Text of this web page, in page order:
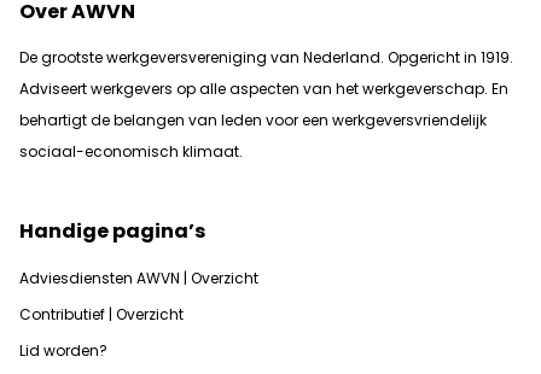
Over AWVN
De grootste werkgeversvereniging van Nederland. Opgericht in 1919.
Adviseert werkgevers op alle aspecten van het werkgeverschap. En
behartigt de belangen van leden voor een werkgeversvriendelijk
sociaal-economisch klimaat.
Handige pagina’s
Adviesdiensten AWVN | Overzicht
Contributief | Overzicht
Lid worden?